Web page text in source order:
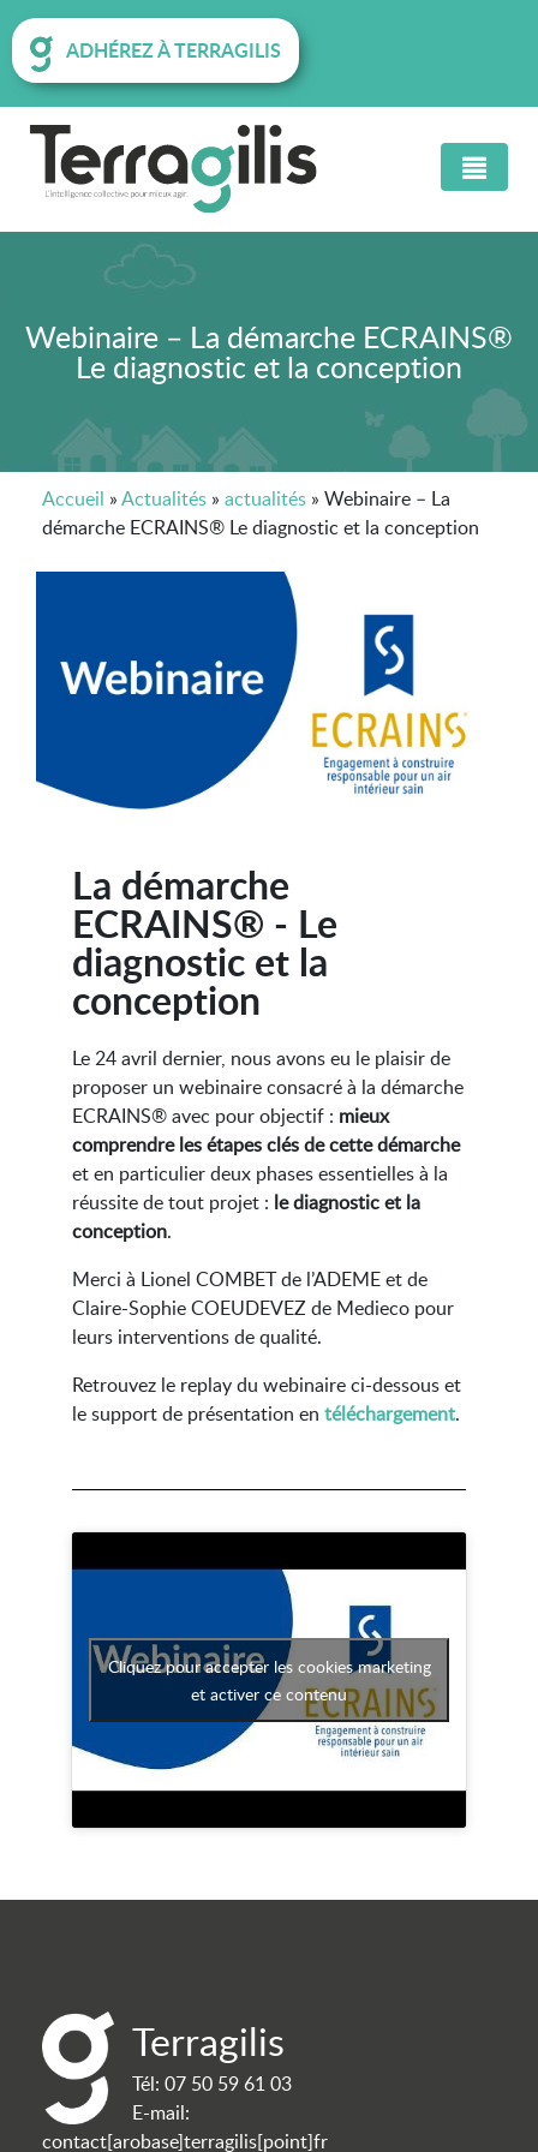
ADHÉREZ À TERRAGILIS
Webinaire – La démarche ECRAINS®
Le diagnostic et la conception
Accueil »Actualités » actualités » Webinaire – La
démarche ECRAINS® Le diagnostic et la conception
La démarche
ECRAINS® - Le
diagnostic et la
conception
Le 24 avril dernier, nous avons eu le plaisir de
proposer un webinaire consacré à la démarche
ECRAINS® avec pour objectif : mieux
comprendre les étapes clés de cette démarche
et en particulier deux phases essentielles à la
réussite de tout projet : le diagnostic et la
conception.
Merci à Lionel COMBET de l’ADEME et de
Claire-Sophie COEUDEVEZ de Medieco pour
leurs interventions de qualité.
Retrouvez le replay du webinaire ci-dessous et
le support de présentation en téléchargement.
Cliquez pour accepter les cookies marketing
et activer ce contenu
Terragilis
Tél: 07 50 59 61 03
E-mail:
contact[arobase]terragilis[point]fr